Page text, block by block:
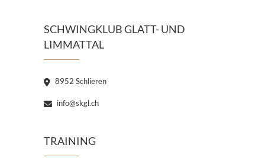
SCHWINGKLUB GLATT- UND
LIMMATTAL
8952 Schlieren
info@skgl.ch
TRAINING